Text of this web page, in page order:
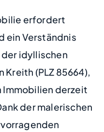
erfordert
ein Verständnis
der idyllischen
(PLZ 85664),
Immobilien derzeit
der malerischen